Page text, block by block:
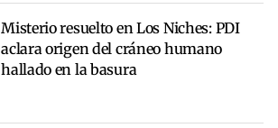
Misterio resuelto en Los Niches: PDI
aclara origen del cráneo humano
hallado en la basura